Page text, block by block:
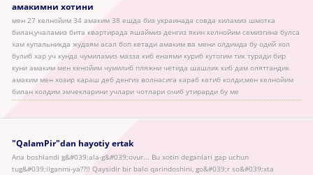
амакимни хотини
мен 27 келнойим 34 амаким 38 ешда биз украинада совда киламиз шмотка
билан,учаламиз бита квартирада яшаймиз денгиз якин келнойим семизгина булса
хам купальникда жудаям асал боп кетади амаким ва мени олдимда бу одий хол
булиб хар уч кунда чумиламиз мазза киб енаями куриб кутогим тик туради бир
куни амаким мен кенойим чумилиб пляжни четида шашлик киб дам олятгандик
амаким мен хозир караш деб денгиз волнасига караб кетиб колди,мен келнойим
билан колдим эмчекларини учлари чотлари очиб утирарди бу ме
"QalamPir"dan hayotiy ertak
Ana boshlandi g&#039;ala-g&#039;ovur... Bu xotin deganlari gap uchun
tug&#039;ilganmi-ya??!! Qaysidir bir balo qarindoshini, go&#039;r so&#039;xta